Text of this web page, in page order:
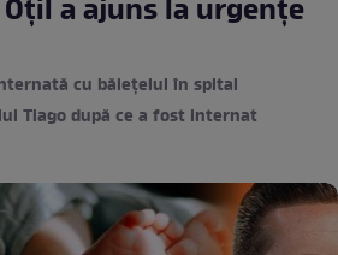
a ajuns la urgențe
cu băiețelul în spital
Tiago după ce a fost internat